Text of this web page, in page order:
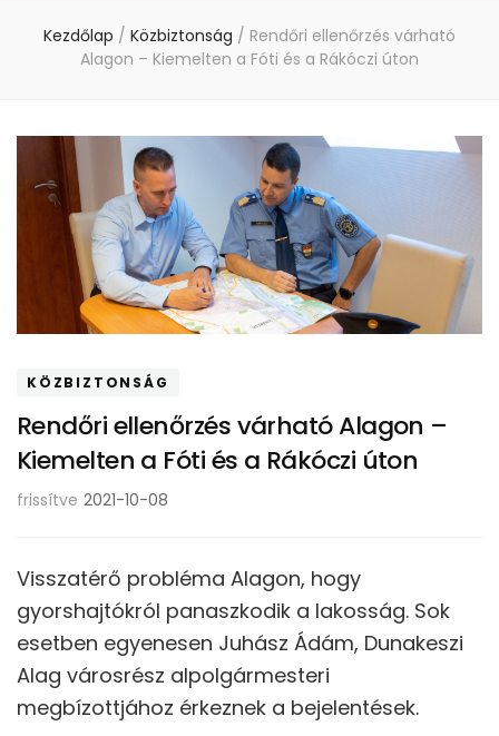
Kezdőlap / Közbiztonság / Rendőri ellenőrzés várható
Alagon – Kiemelten a Fóti és a Rákóczi úton
KÖZBIZTONSÁG
Rendőri ellenőrzés várható Alagon –
Kiemelten a Fóti és a Rákóczi úton
frissítve 2021-10-08
Visszatérő probléma Alagon, hogy
gyorshajtókról panaszkodik a lakosság. Sok
esetben egyenesen Juhász Ádám, Dunakeszi
Alag városrész alpolgármesteri
megbízottjához érkeznek a bejelentések.